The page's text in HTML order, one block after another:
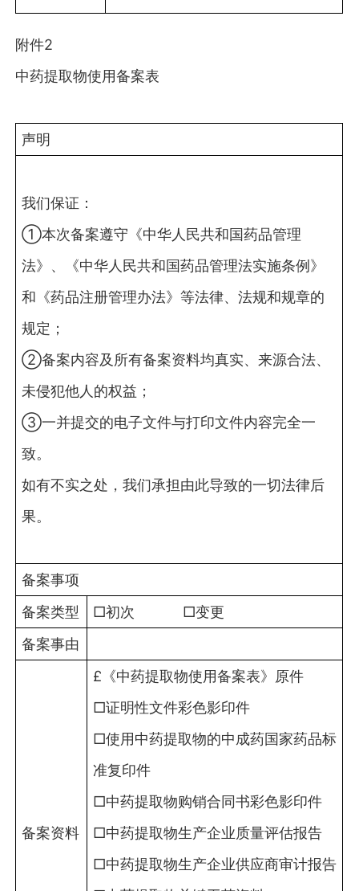
附件2
中药提取物使用备案表
声明
我们保证：
①本次备案遵守《中华人民共和国药品管理
法》、《中华人民共和国药品管理法实施条例》
和《药品注册管理办法》等法律、法规和规章的
规定；
②备案内容及所有备案资料均真实、来源合法、
未侵犯他人的权益；
③一并提交的电子文件与打印文件内容完全一
致。
如有不实之处，我们承担由此导致的一切法律后
果。
备案事项
备案类型
□初次 □变更
备案事由
备案资料
£《中药提取物使用备案表》原件
□证明性文件彩色影印件
□使用中药提取物的中成药国家药品标
准复印件
□中药提取物购销合同书彩色影印件
□中药提取物生产企业质量评估报告
□中药提取物生产企业供应商审计报告